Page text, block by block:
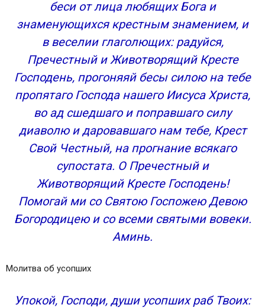
беси от лица любящих Бога и
знаменующихся крестным знамением, и
в веселии глаголющих: радуйся,
Пречестный и Животворящий Кресте
Господень, прогоняяй бесы силою на тебе
пропятаго Господа нашего Иисуса Христа,
во ад сшедшаго и поправшаго силу
диаволю и даровавшаго нам тебе, Крест
Свой Честный, на прогнание всякаго
супостата. О Пречестный и
Животворящий Кресте Господень!
Помогай ми со Святою Госпожею Девою
Богородицею и со всеми святыми вовеки.
Аминь.
Молитва об усопших
Упокой, Господи, души усопших раб Твоих: